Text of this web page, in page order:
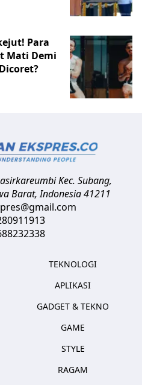
Para
Mati Demi
Kec. Subang,
Barat,Indonesia41211
TEKNOLOGI
APLIKASI
GADGET & TEKNO
GAME
STYLE
RAGAM